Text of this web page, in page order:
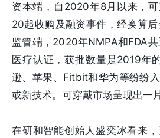
资本端，自2020年8月以来，
20起收购及融资事件，经换算后
监管端，2020年NMPA和FDA
医疗认证，获批数量是2019年
逊、苹果、Fitbit和华为等纷纷
或新技术。可穿戴市场呈现出一
在研和智能创始人盛奕冰看来